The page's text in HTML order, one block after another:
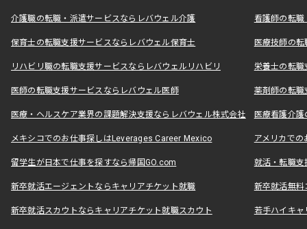
介護職の転職・派遣サービスならレバウェル介護 看護師の転
保育士の転職支援サービスならレバウェル保育士 医療技師の
リハビリ職の転職支援サービスならレバウェルリハビリ 栄養士の転
医師の転職支援サービスならレバウェル医師 薬剤師の転
医療・ヘルスケア業界の課題解決支援ならレバウェル株式会社 医療看護介
メキシコでのお仕事探しはLeverages Career Mexico アメリカで
留学生が日本で仕事を探すなら帰国GO.com 就活・転職
新卒就活エージェントならキャリアチケット就職 新卒就活無料
新卒就活スカウトならキャリアチケット就職スカウト 若手ハイキ